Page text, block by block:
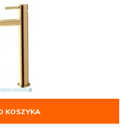
KOSZYKA